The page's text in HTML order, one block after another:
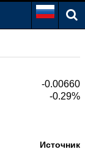
-0.00660
-0.29%
Источник